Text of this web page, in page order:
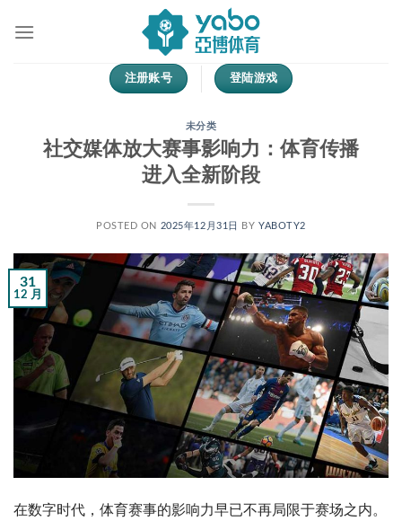
注册账号 登陆游戏
未分类
社交媒体放大赛事影响力：体育传播
进入全新阶段
POSTED ON 2025年12月31日 BYYABOTY2
31
12 月
在数字时代，体育赛事的影响力早已不再局限于赛场之内。